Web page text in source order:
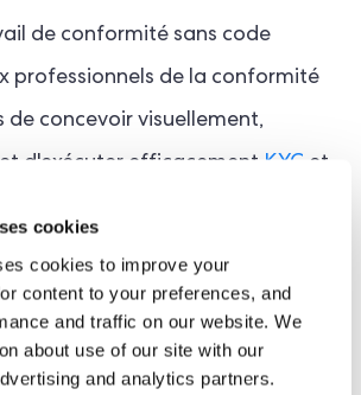
cookies
cookies to improve your
content to your preferences, and
and traffic on our website. We
about use of our site with our
and analytics partners.
de conformité sans code
professionnels de la conformité
de concevoir visuellement,
d'exécuter efficacement KYC et
les équipes de
mieux contrôler les
tels que l'audit et la gestion